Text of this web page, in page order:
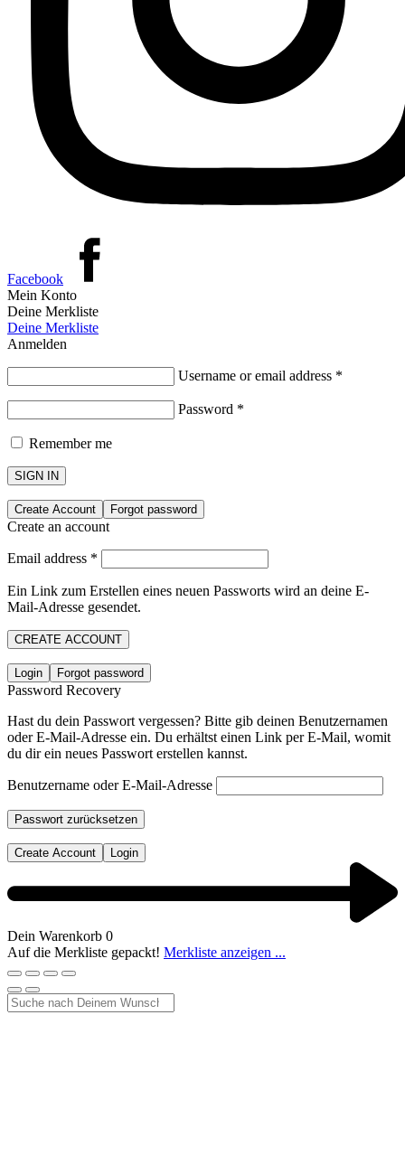
Facebook
Mein Konto
Deine Merkliste
Deine Merkliste
Anmelden
Username or email address *
Password *
Remember me
SIGN IN
Create Account Forgot password
Create an account
Email address *
Ein Link zum Erstellen eines neuen Passworts wird an deine E-
Mail-Adresse gesendet.
CREATE ACCOUNT
Login Forgot password
Password Recovery
Hast du dein Passwort vergessen? Bitte gib deinen Benutzernamen
oder E-Mail-Adresse ein. Du erhältst einen Link per E-Mail, womit
du dir ein neues Passwort erstellen kannst.
Benutzername oder E-Mail-Adresse
Passwort zurücksetzen
Create Account Login
Dein Warenkorb 0
Auf die Merkliste gepackt! Merkliste anzeigen ...